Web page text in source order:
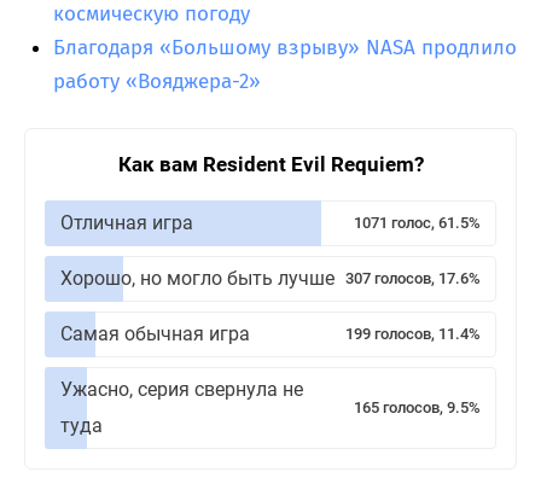
космическую погоду
Благодаря «Большому взрыву» NASA продлило
работу «Вояджера-2»
Как вам Resident Evil Requiem?
Отличная игра 1071 голос, 61.5%
Хорошо, но могло быть лучше 307 голосов, 17.6%
Самая обычная игра 199 голосов, 11.4%
Ужасно, серия свернула не
туда
165 голосов, 9.5%